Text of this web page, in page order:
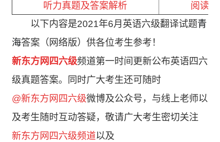
听力真题及答案解析
阅读
以下内容是2021年6月英语六级翻译试题青
海答案（网络版）供各位考生参考！
新东方网四六级频道第一时间更新公布英语四六
级真题答案。
同时广大考生还可随时
@新东方网四六级微博及公众号，与线上老师以
及考生随时互动答疑，敬请广大考生密切关注
新东方网四六级频道以及